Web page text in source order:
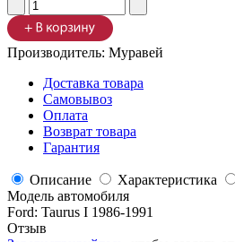
Производитель: Муравей
Доставка товара
Самовывоз
Оплата
Возврат товара
Гарантия
Описание Характеристика
Модель автомобиля
Ford: Taurus I 1986-1991
Отзыв